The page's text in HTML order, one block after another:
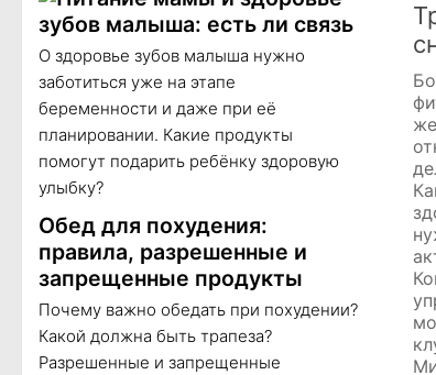
О здоровье зубов малыша нужно
заботиться уже на этапе
беременности и даже при её
планировании. Какие продукты
помогут подарить ребёнку здоровую
улыбку?
Обед для похудения:
правила, разрешенные и
запрещенные продукты
Почему важно обедать при похудении?
Какой должна быть трапеза?
Разрешенные и запрещенные